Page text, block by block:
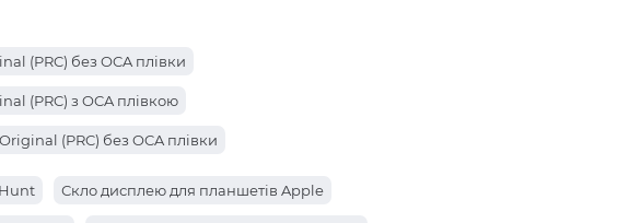
(PRC) без OCA плівки
(PRC) з OCA плівкою
(PRC) без OCA плівки
Скло дисплею для планшетів Apple